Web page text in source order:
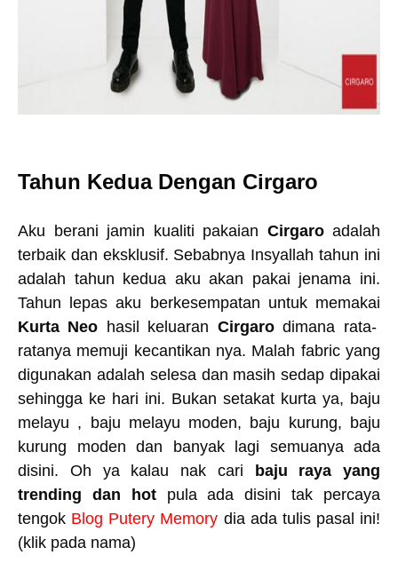
Tahun Kedua Dengan Cirgaro
Aku berani jamin kualiti pakaian Cirgaroadalah
terbaik dan eksklusif. Sebabnya Insyallah tahun ini
adalah tahun kedua aku akan pakai jenama ini.
Tahun lepas aku berkesempatan untuk memakai
Kurta Neo hasil keluaran Cirgarodimana rata-
ratanya memuji kecantikan nya. Malah fabric yang
digunakan adalah selesa dan masih sedap dipakai
sehingga ke hari ini. Bukan setakat kurta ya, baju
melayu , baju melayu moden, baju kurung, baju
kurung moden dan banyak lagi semuanya ada
disini. Oh ya kalau nak cari baju raya yang
trending dan hotpula ada disini tak percaya
tengok Blog Putery Memory dia ada tulis pasal ini!
(klik pada nama)